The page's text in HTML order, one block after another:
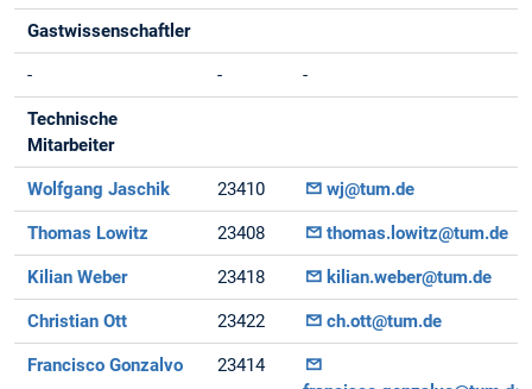
Gastwissenschaftler
- - -
Technische
Mitarbeiter
Wolfgang Jaschik 23410 wj@tum.de
Thomas Lowitz 23408 thomas.lowitz@tum.de
Kilian Weber 23418 kilian.weber@tum.de
Christian Ott 23422 ch.ott@tum.de
Francisco Gonzalvo
23414